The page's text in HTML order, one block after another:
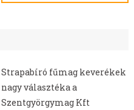
Strapabíró fűmag keverékek
nagy választéka a
Szentgyörgymag Kft